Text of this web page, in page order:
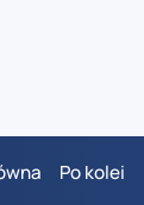
Po kolei